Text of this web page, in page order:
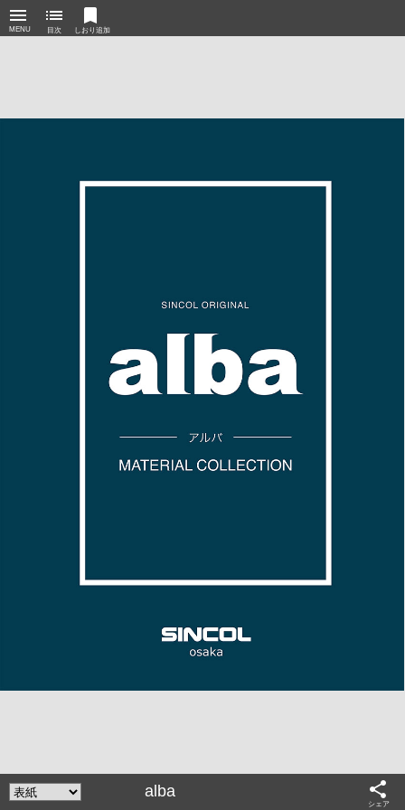
menu
MENU
list
目次
bookmark
しおり追加
alba share
シェア